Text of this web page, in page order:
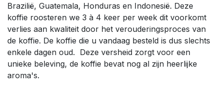
Brazilië, Guatemala, Honduras en Indonesië. Deze
koffie roosteren we 3 à 4 keer per week dit voorkomt
verlies aan kwaliteit door het verouderingsproces van
de koffie. De koffie die u vandaag besteld is dus slechts
enkele dagen oud. Deze versheid zorgt voor een
unieke beleving, de koffie bevat nog al zijn heerlijke
aroma's.